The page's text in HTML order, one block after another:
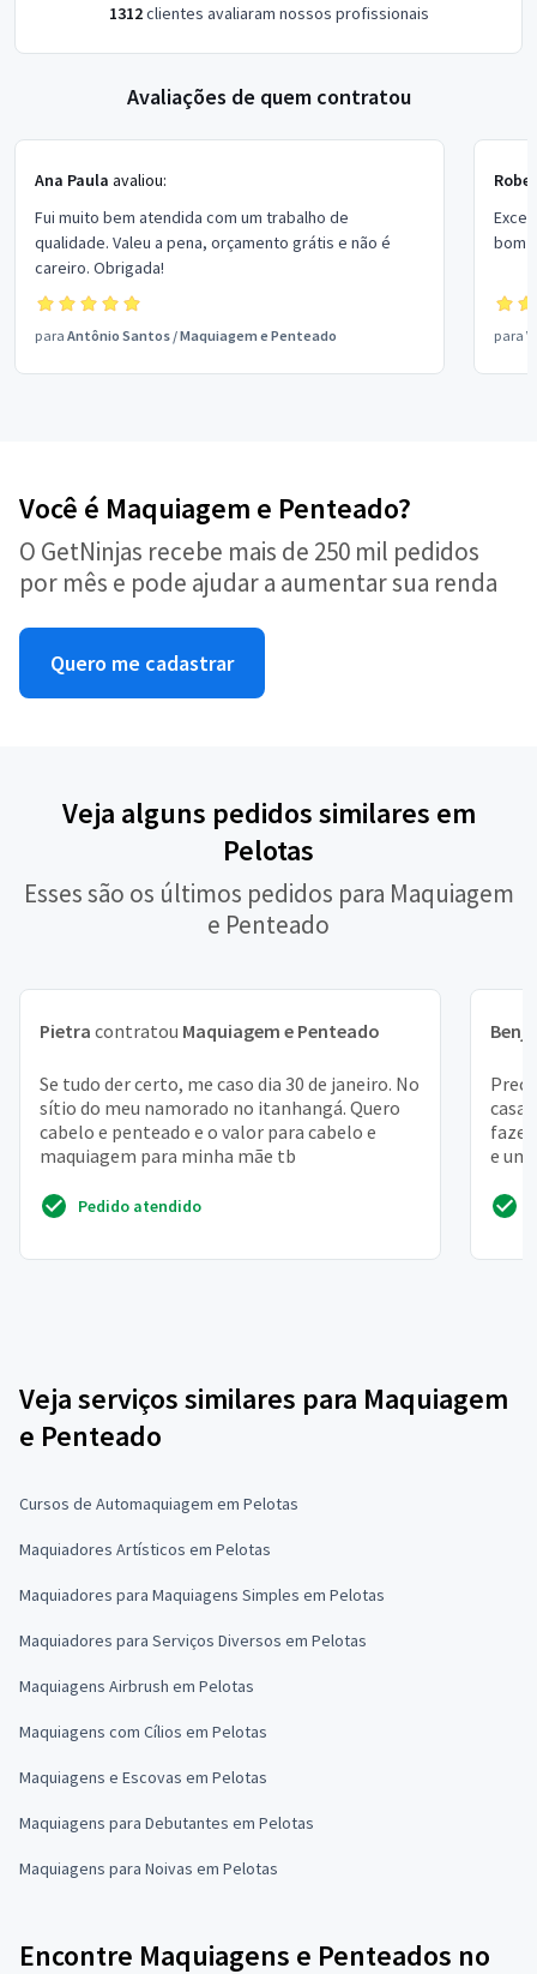
1312clientes avaliaram nossos profissionais
Avaliações de quem contratou
Ana Paula avaliou:
Fui muito bem atendida com um trabalho de
qualidade. Valeu a pena, orçamento grátis e não é
careiro. Obrigada!
para Antônio Santos /Maquiagem e Penteado
bom
para
Você é Maquiagem e Penteado?
O GetNinjas recebe mais de 250 mil pedidos
por mês e pode ajudar a aumentar sua renda
Quero me cadastrar
Veja alguns pedidos similares em
Pelotas
Esses são os últimos pedidos para Maquiagem
e Penteado
Pietra contratou Maquiagem e Penteado
Se tudo der certo, me caso dia 30 de janeiro. No
sítio do meu namorado no itanhangá. Quero
cabelo e penteado e o valor para cabelo e
maquiagem para minha mãe tb
Pedido atendido
e
Veja serviços similares para Maquiagem
e Penteado
Cursos de Automaquiagem em Pelotas
Maquiadores Artísticos em Pelotas
Maquiadores para Maquiagens Simples em Pelotas
Maquiadores para Serviços Diversos em Pelotas
Maquiagens Airbrush em Pelotas
Maquiagens com Cílios em Pelotas
Maquiagens e Escovas em Pelotas
Maquiagens para Debutantes em Pelotas
Maquiagens para Noivas em Pelotas
Encontre Maquiagens e Penteados no